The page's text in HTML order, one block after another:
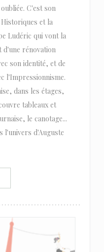
C'est son
et la
Ludéric qui vont la
d'une rénovation
son identité, et de
l'Impressionnisme.
dans les étages,
tableaux et
le canotage...
l'univers d'Auguste